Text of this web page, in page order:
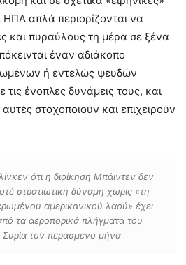
απλά περιορίζονται να
και πυραύλους τη μέρα σε ξένα
έναν αδιάκοπο
ή εντελώς ψευδών
ένοπλες δυνάμεις τους, και
στοχοποιούν και επιχειρούν
ότι η διοίκηση Μπάιντεν δεν
στρατιωτική δύναμη χωρίς «τη
αμερικανικού λαού» έχει
τα αεροπορικά πλήγματα του
τον περασμένο μήνα